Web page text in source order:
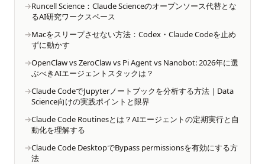
Runcell Science：Claude Scienceのオープンソース代替とな
るAI研究ワークスペース
Macをスリープさせない方法：Codex・Claude Codeを止め
ずに動かす
OpenClaw vs ZeroClaw vs Pi Agent vs Nanobot: 2026年に選
ぶべきAIエージェントスタックは？
Claude CodeでJupyterノートブックを分析する方法｜Data
Science向けの実践ポイントと限界
Claude Code Routinesとは？AIエージェントの定期実行と自
動化を理解する
Claude Code DesktopでBypass permissionsを有効にする方
法